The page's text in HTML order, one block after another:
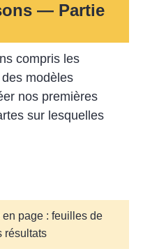
— Partie
compris les
modèles
nos premières
sur lesquelles
page : feuilles de
résultats